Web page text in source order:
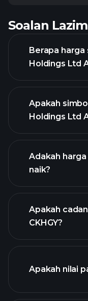
Soalan Lazim
Berapa harga
Holdings Ltd
Apakah
Holdings Ltd
Adakah harga
naik?
Apakah
CKHGY?
Apakah nilai